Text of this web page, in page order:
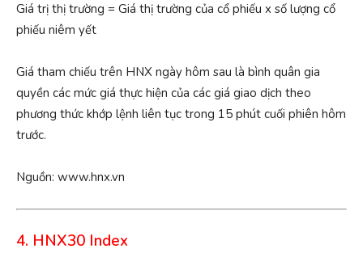
Giá trị thị trường = Giá thị trường của cổ phiếu x số lượng cổ
phiếu niêm yết
Giá tham chiếu trên HNX ngày hôm sau là bình quân gia
quyền các mức giá thực hiện của các giá giao dịch theo
phương thức khớp lệnh liên tục trong 15 phút cuối phiên hôm
trước.
Nguồn: www.hnx.vn
4. HNX30 Index